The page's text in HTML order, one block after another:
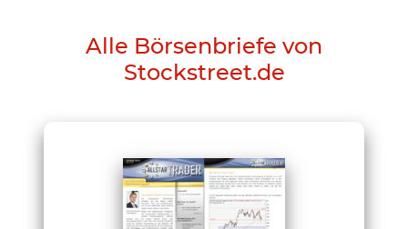
Alle Börsenbriefe von
Stockstreet.de